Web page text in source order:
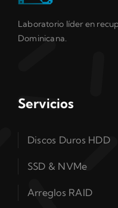
Laboratorio líder en
Dominicana.
Servicios
Discos Duros HDD
SSD & NVMe
Arreglos RAID